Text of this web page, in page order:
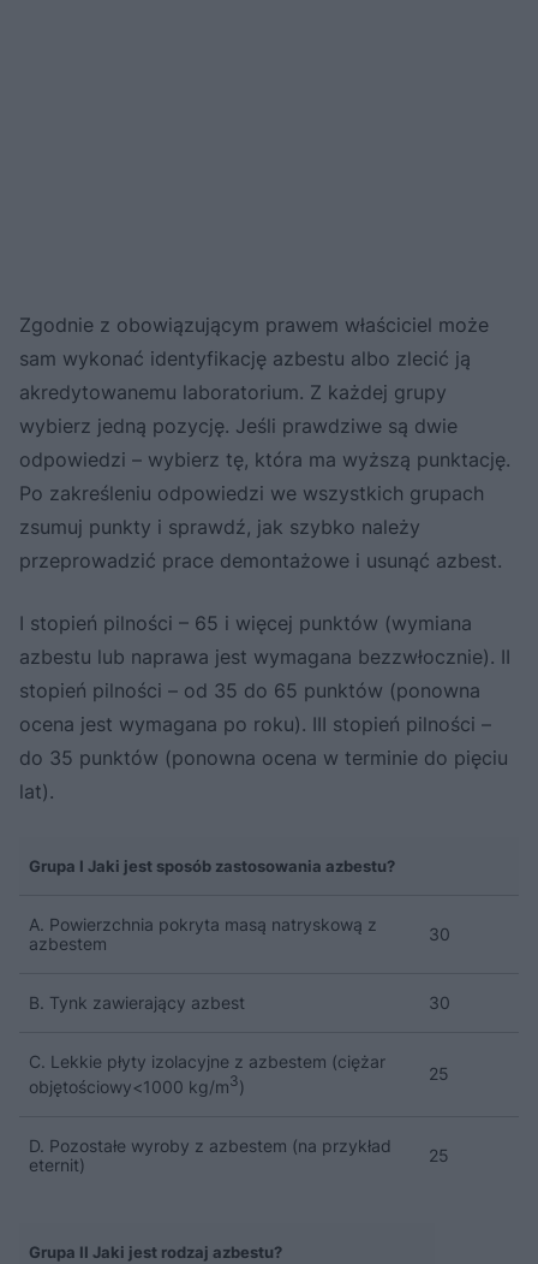
Zgodnie z obowiązującym prawem właściciel może
sam wykonać identyfikację azbestu albo zlecić ją
akredytowanemu laboratorium. Z każdej grupy
wybierz jedną pozycję. Jeśli prawdziwe są dwie
odpowiedzi – wybierz tę, która ma wyższą punktację.
Po zakreśleniu odpowiedzi we wszystkich grupach
zsumuj punkty i sprawdź, jak szybko należy
przeprowadzić prace demontażowe i usunąć azbest.
I stopień pilności – 65 i więcej punktów (wymiana
azbestu lub naprawa jest wymagana bezzwłocznie). II
stopień pilności – od 35 do 65 punktów (ponowna
ocena jest wymagana po roku). III stopień pilności –
do 35 punktów (ponowna ocena w terminie do pięciu
lat).
Grupa I Jaki jest sposób zastosowania azbestu?
A. Powierzchnia pokryta masą natryskową z
azbestem
30
B. Tynk zawierający azbest 30
C. Lekkie płyty izolacyjne z azbestem (ciężar
objętościowy<1000 kg/m3)
25
D. Pozostałe wyroby z azbestem (na przykład
eternit)
25
Grupa II Jaki jest rodzaj azbestu?